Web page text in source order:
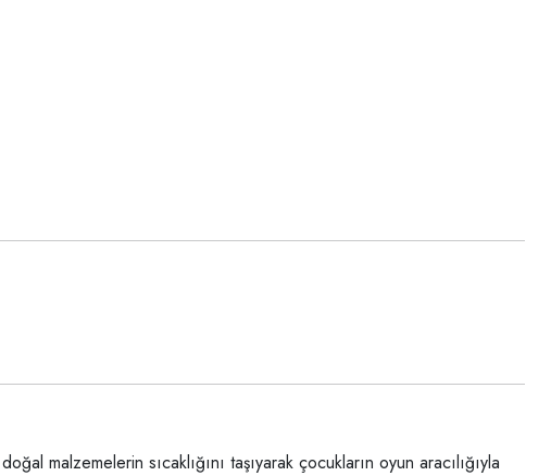
malzemelerin sıcaklığını taşıyarak çocukların oyun aracılığıyla